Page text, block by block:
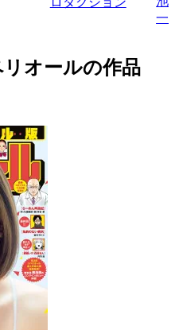
一
オールの作品